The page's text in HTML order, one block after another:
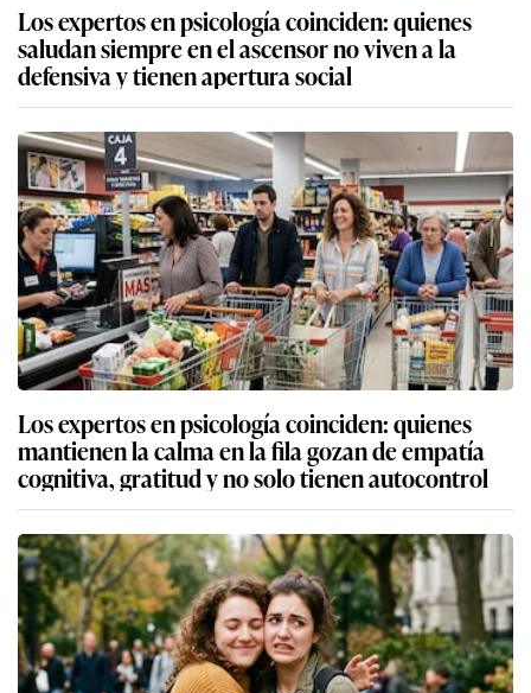
Los expertos en psicología coinciden: quienes
saludan siempre en el ascensor no viven a la
defensiva y tienen apertura social
Los expertos en psicología coinciden: quienes
mantienen la calma en la fila gozan de empatía
cognitiva, gratitud y no solo tienen autocontrol